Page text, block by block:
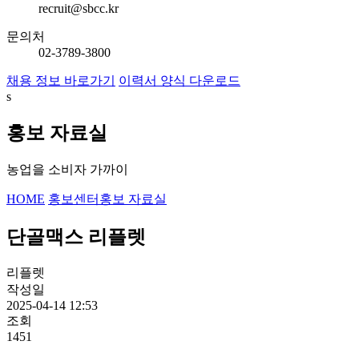
recruit@sbcc.kr
문의처
02-3789-3800
채용 정보 바로가기
이력서 양식 다운로드
s
홍보 자료실
농업을 소비자 가까이
HOME 홍보센터 홍보 자료실
단골맥스 리플렛
리플렛
작성일
2025-04-14 12:53
조회
1451